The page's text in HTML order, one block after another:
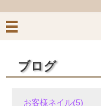
ブログ
お客様ネイル(5)